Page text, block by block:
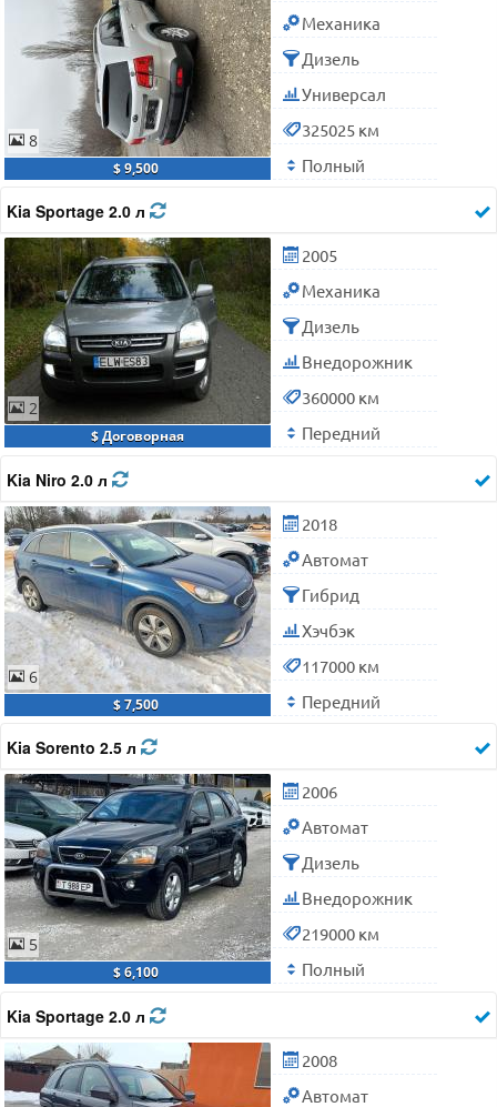
8
$ 9,500
Механика
Дизель
Универсал
325025 км
Полный
Kia Sportage 2.0 л
2
$ Договорная
2005
Механика
Дизель
Внедорожник
360000 км
Передний
Kia Niro 2.0 л
6
$ 7,500
2018
Автомат
Гибрид
Хэчбэк
117000 км
Передний
Kia Sorento 2.5 л
5
$ 6,100
2006
Автомат
Дизель
Внедорожник
219000 км
Полный
Kia Sportage 2.0 л
2008
Автомат